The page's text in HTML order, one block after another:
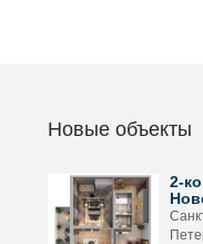
Новые объекты
2-